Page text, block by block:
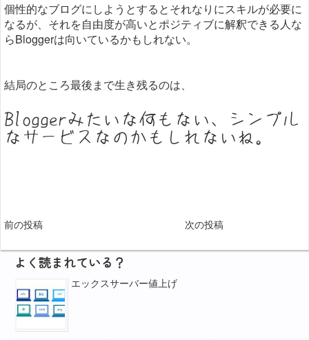
個性的なブログにしようとするとそれなりにスキルが必要に
なるが、それを自由度が高いとポジティブに解釈できる人な
らBloggerは向いているかもしれない。
結局のところ最後まで生き残るのは、
Bloggerみたいな何もない、シンプル
なサービスなのかもしれないね。
前の投稿 次の投稿
よく読まれている？
エックスサーバー値上げ